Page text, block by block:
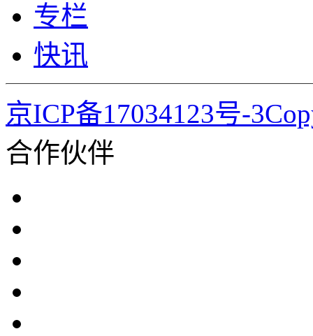
专栏
快讯
京ICP备17034123号-
合作伙伴